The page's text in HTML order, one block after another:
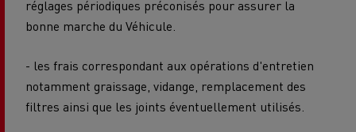
réglages périodiques préconisés pour assurer la
bonne marche du Véhicule.
- les frais correspondant aux opérations d'entretien
notamment graissage, vidange, remplacement des
filtres ainsi que les joints éventuellement utilisés.